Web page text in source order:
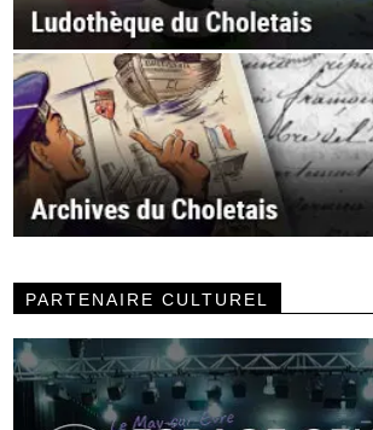
PARTENAIRE CULTUREL